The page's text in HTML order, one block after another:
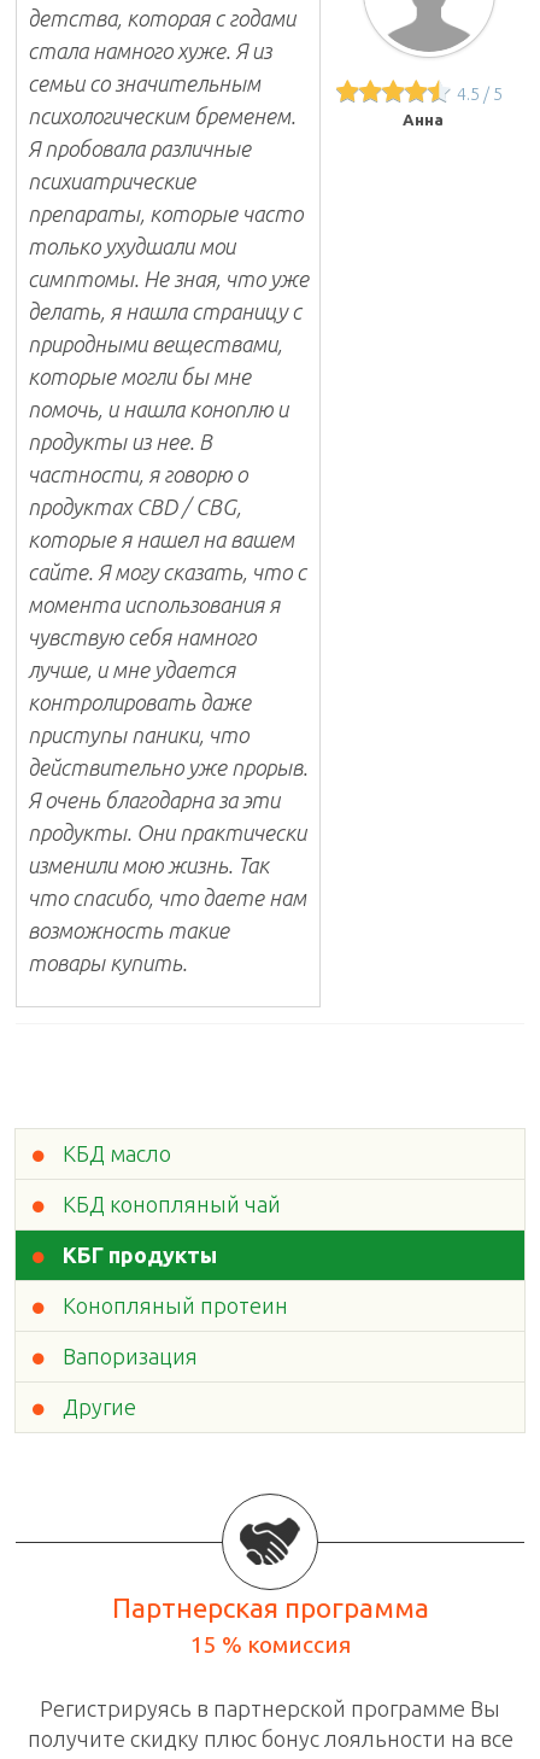
детства, которая с годами
стала намного хуже. Я из
семьи со значительным
психологическим бременем.
Я пробовала различные
психиатрические
препараты, которые часто
только ухудшали мои
симптомы. Не зная, что уже
делать, я нашла страницу с
природными веществами,
которые могли бы мне
помочь, и нашла коноплю и
продукты из нее. В
частности, я говорю о
продуктах CBD / CBG,
которые я нашел на вашем
сайте. Я могу сказать, что с
момента использования я
чувствую себя намного
лучше, и мне удается
контролировать даже
приступы паники, что
действительно уже прорыв.
Я очень благодарна за эти
продукты. Они практически
изменили мою жизнь. Так
что спасибо, что даете нам
возможность такие
товары купить.
4.5 / 5
Анна
КБД масло
КБД конопляный чай
КБГ продукты
Конопляный протеин
Вапоризация
Другие
Партнерская программа
15 % комиссия
Регистрируясь в партнерской программе Вы
получите скидку плюс бонус лояльности на все